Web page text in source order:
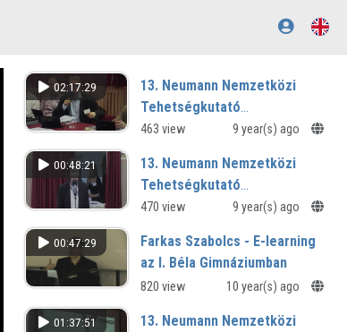
02:17:29
13. Neumann Nemzetközi
Tehetségkutató
Programtermék Verseny - 1.
463 view 9 year(s) ago
00:48:21
13. Neumann Nemzetközi
Tehetségkutató
Programtermék Verseny -
470 view 9 year(s) ago
00:47:29
Farkas Szabolcs - E-learning
az I. Béla Gimnáziumban
820 view 10 year(s) ago
01:37:51
13. Neumann Nemzetközi